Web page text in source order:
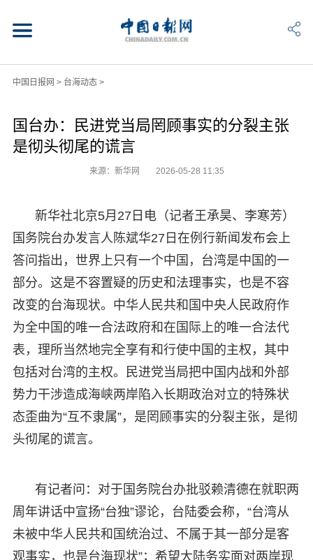
中国日报网 > 台海动态>
国台办：民进党当局罔顾事实的分裂主张
是彻头彻尾的谎言
来源：新华网 2026-05-28 11:35
新华社北京5月27日电（记者王承昊、李寒芳）
国务院台办发言人陈斌华27日在例行新闻发布会上
答问指出，世界上只有一个中国，台湾是中国的一
部分。这是不容置疑的历史和法理事实，也是不容
改变的台海现状。中华人民共和国中央人民政府作
为全中国的唯一合法政府和在国际上的唯一合法代
表，理所当然地完全享有和行使中国的主权，其中
包括对台湾的主权。民进党当局把中国内战和外部
势力干涉造成海峡两岸陷入长期政治对立的特殊状
态歪曲为“互不隶属”，是罔顾事实的分裂主张，是彻
头彻尾的谎言。
有记者问：对于国务院台办批驳赖清德在就职两
周年讲话中宣扬“台独”谬论，台陆委会称，“台湾从
未被中华人民共和国统治过、不属于其一部分是客
观事实，也是台海现状”；希望大陆务实面对两岸现